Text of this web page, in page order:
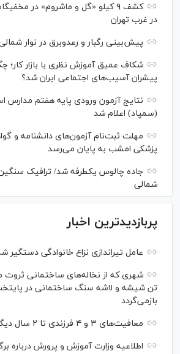
کشف ۹ کیلو «گل و ماشروم» در
در غرب تهران
پیش‌بینی رگبار و رعدوبرق در نوار
شکاف عمیق آموزش نظری با بازار کار؛
پیشران آسیب‌های اجتماعی ایران شد؟
نتایج آزمون ورودی پایه هفتم مدارس
(سمپاد) اعلام شد
مهلت ثبت‌نام آزمون‌های دانشنامه و
پزشکی امشب به پایان می‌رسد
جاده چالوس یکطرفه شد/ ترافیک
شمالی
پربازدیدترین اخبار
عامل تیراندازی نزاع خانوادگی دستگیر
تن شیشه و لاشه سنگ ساختمانی در
بازمی‌گردد
معافیت‌های ۳ و ۴ فرزندی تا ۲ سال دیگر تمدید شد
اطلاعیه وزارت آموزش و پرورش درباره